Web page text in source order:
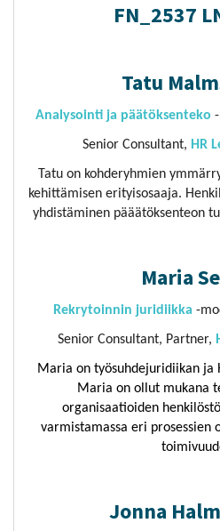
FN_2537
Tatu
Analysointi ja päätöksenteko
Senior Consultant, HR
Tatu on kohderyhmien
kehittämisen erityisosaaja.
yhdistäminen pääätöksenteon
Maria
Rekrytoinnin juridiikka -
Senior Consultant, Partner,
Maria on työsuhdejuridiikan ja
Maria on ollut mukana
organisaatioiden
varmistamassa eri prosessien
Jonna